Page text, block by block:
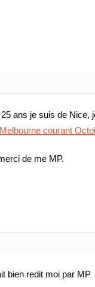
ans je suis de
courant
de me MP.
bien redit moi par MP